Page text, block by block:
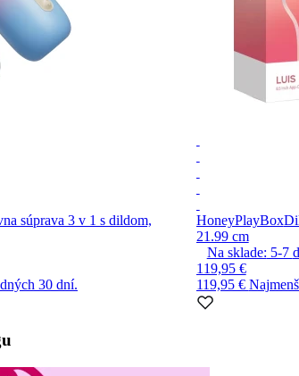
súprava 3 v 1 s dildom,
30 dní.
HoneyPlayBox
21.99 cm
Na sklade: 5-7
119,95 €
119,95 €